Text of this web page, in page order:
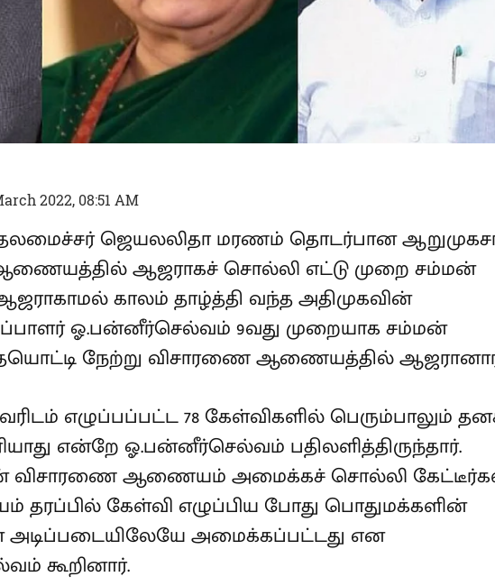
2022, 08:51 AM
ஜெயலலிதா மரணம் தொடர்பான
விசாரணை ஆணையத்தில் ஆஜராகச் சொல்லி எட்டு
ஆஜராகாமல் காலம் தாழ்த்தி வந்த
ஒருங்கிணைப்பாளர் ஓ.பன்னீர்செல்வம் 9வது
அனுப்பியதையொட்டி நேற்று விசாரணை
எழுப்பப்பட்ட 78 கேள்விகளில் பெரும்பாலும்
தெரியாது என்றே ஓ.பன்னீர்செல்வம்
அப்போது ஏன் விசாரணை ஆணையம்
கேட்டீர்கள் என ஆணையம் தரப்பில் கேள்வி
பொதுமக்களின் எண்ணத்தின் அடிப்படையிலேயே